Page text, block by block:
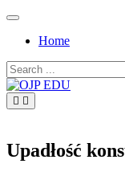
Skip
contentHome
Search
for:
Upadłość